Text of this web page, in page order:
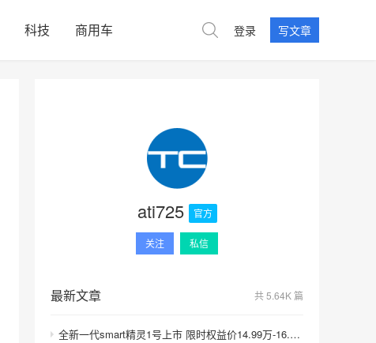
科技 商用车 登录 写文章
ati725 官方
关注 私信
最新文章 共 5.64K 篇
全新一代smart精灵1号上市 限时权益价14.99万-16.99万元